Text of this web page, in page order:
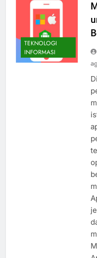
TEKNOLOGI
INFORMASI